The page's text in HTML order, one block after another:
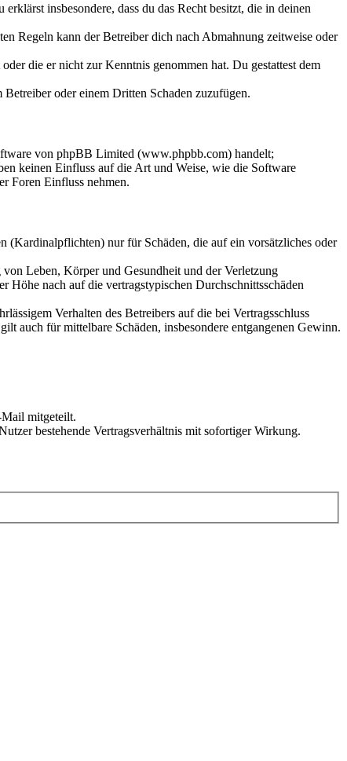
insbesondere, dass du das Recht besitzt, die in deinen
Regeln kann der Betreiber dich nach Abmahnung zeitweise oder
die er nicht zur Kenntnis genommen hat. Du gestattest dem
oder einem Dritten Schaden zuzufügen.
von phpBB Limited (www.phpbb.com) handelt;
keinen Einfluss auf die Art und Weise, wie die Software
Foren Einfluss nehmen.
(Kardinalpflichten) nur für Schäden, die auf ein vorsätzliches oder
Leben, Körper und Gesundheit und der Verletzung
Höhe nach auf die vertragstypischen Durchschnittsschäden
Verhalten des Betreibers auf die bei Vertragsschluss
auch für mittelbare Schäden, insbesondere entgangenen Gewinn.
mitgeteilt.
bestehende Vertragsverhältnis mit sofortiger Wirkung.